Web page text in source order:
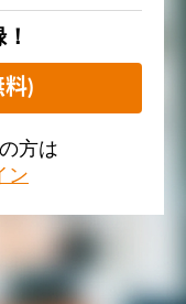
料)
方は
ン